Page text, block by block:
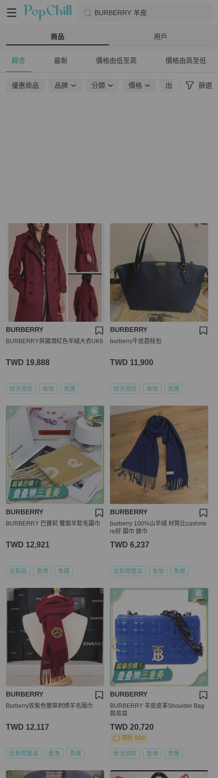
BURBERRY 羊皮
商品 用戶
綜合 最新 價格由低至高 價格由高至低
優惠商品 品牌 分類 價格 出貨地點 篩選
BURBERRY
BURBERRY英國酒紅色羊絨大衣UK6
TWD 19,888
狀況良好 本地 免運
BURBERRY
burberry牛皮荔枝包
TWD 11,900
狀況良好 本地 免運
BURBERRY
BURBERRY 巴寶莉 雙面羊駝毛圍巾
TWD 12,921
全新品 香港 免運
BURBERRY
burberry 100%山羊絨 材質比cashme
re好 圍巾 披巾
TWD 6,237
近新閒置品 本地 免運
BURBERRY
Burberry玫紫色徽章刺绣羊毛围巾
TWD 12,117
近新閒置品 香港 免運
BURBERRY
BURBERRY 羊皮皮革Shoulder Bag
肩背袋
TWD 20,720
現折 800
狀況良好 香港 免運